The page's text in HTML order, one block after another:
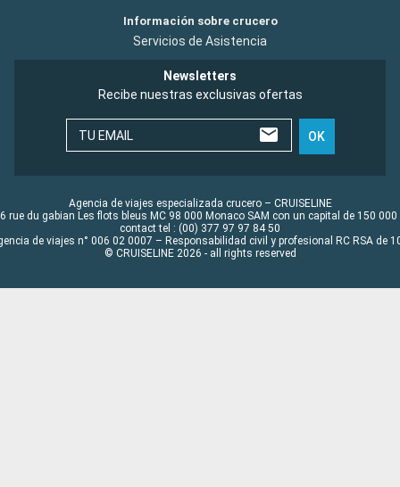
Información sobre crucero
Servicios de Asistencia
Newsletters
Recibe nuestras exclusivas ofertas
TU EMAIL OK
Agencia de viajes especializada crucero – CRUISELINE
rue du gabian Les flots bleus MC 98 000 Monaco SAM con un capital de 150 000
contact tel : (00) 377 97 97 84 50
de viajes n° 006 02 0007 – Responsabilidad civil y profesional RC RSA de
© CRUISELINE 2026 - all rights reserved